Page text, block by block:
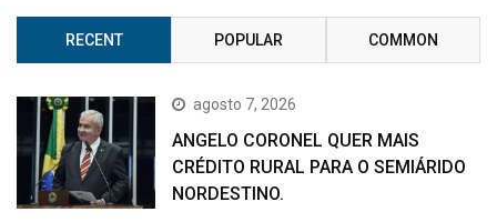
RECENT POPULAR COMMON
agosto 7, 2026
ANGELO CORONEL QUER MAIS
CRÉDITO RURAL PARA O SEMIÁRIDO
NORDESTINO.